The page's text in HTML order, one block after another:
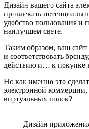
Дизайн вашего сайта
привлекать
удобство пользования и
наилучшем свете.
Таким образом, ваш сайт
и соответствовать
действию и… к покупке
Но как именно это
электронной коммерции,
виртуальных полок?
Дизайн